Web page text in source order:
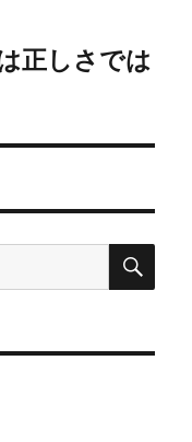
正しさでは
検